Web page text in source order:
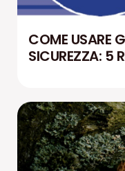
COME USARE
SICUREZZA: 5